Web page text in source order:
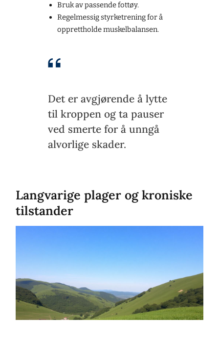
Bruk av passende fottøy.
Regelmessig styrketrening for å
opprettholde muskelbalansen.
Det er avgjørende å lytte
til kroppen og ta pauser
ved smerte for å unngå
alvorlige skader.
Langvarige plager og kroniske
tilstander